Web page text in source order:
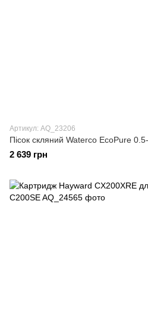
Артикул: AQ_23206
Пісок скляний Waterco EcoPure
2 639 грн